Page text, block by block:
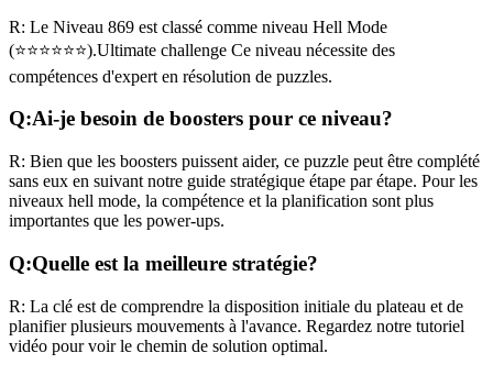
R: Le Niveau 869 est classé comme niveau Hell Mode
(⭐⭐⭐⭐⭐⭐).Ultimate challenge Ce niveau nécessite des
compétences d'expert en résolution de puzzles.
Q:Ai-je besoin de boosters pour ce niveau?
R: Bien que les boosters puissent aider, ce puzzle peut être complété
sans eux en suivant notre guide stratégique étape par étape. Pour les
niveaux hell mode, la compétence et la planification sont plus
importantes que les power-ups.
Q:Quelle est la meilleure stratégie?
R: La clé est de comprendre la disposition initiale du plateau et de
planifier plusieurs mouvements à l'avance. Regardez notre tutoriel
vidéo pour voir le chemin de solution optimal.